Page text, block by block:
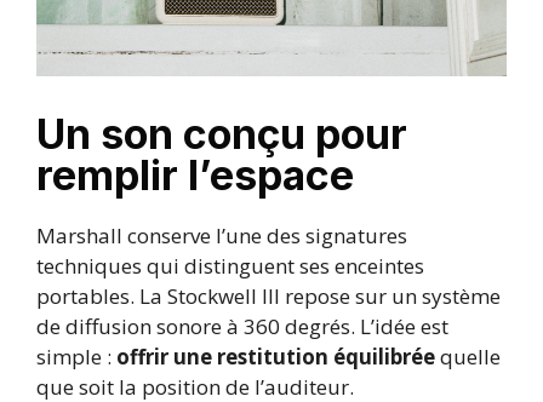
Un son conçu pour
remplir l’espace
Marshall conserve l’une des signatures
techniques qui distinguent ses enceintes
portables. La Stockwell III repose sur un système
de diffusion sonore à 360 degrés. L’idée est
simple : offrir une restitution équilibréequelle
que soit la position de l’auditeur.